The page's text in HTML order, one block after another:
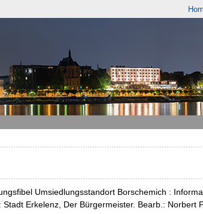
Umsiedlungsstandort Borschemich :
Stadt Erkelenz, Der Bürgermeister. Bearb.: Norbert